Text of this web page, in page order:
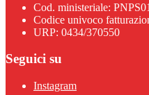
Cod. ministeriale:
Codice univoco
URP: 0434/370550
Seguici su
Instagram